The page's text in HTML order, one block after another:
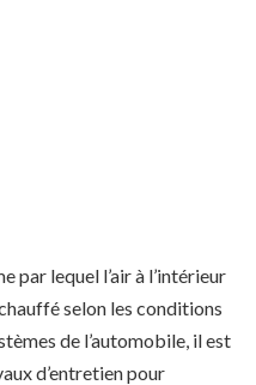
par lequel l’air à l’intérieur
selon les conditions
de l’automobile, il est
d’entretien pour